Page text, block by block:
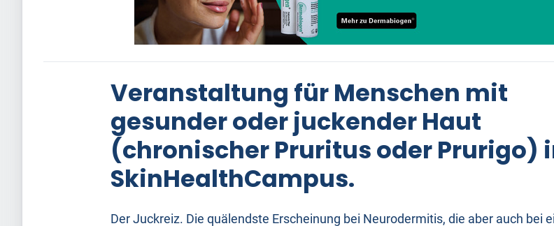
Veranstaltung für Menschen mit
gesunder oder juckender Haut
(chronischer Pruritus oder Prurigo)
SkinHealthCampus.
Der Juckreiz. Die quälendste Erscheinung bei Neurodermitis, die aber auch bei